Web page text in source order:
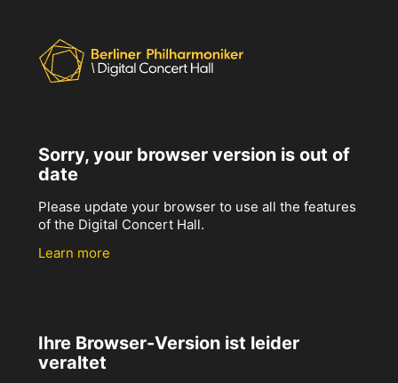
Sorry, your browser version is out of
date
Please update your browser to use all the features
of the Digital Concert Hall.
Learn more
Ihre Browser-Version ist leider
veraltet